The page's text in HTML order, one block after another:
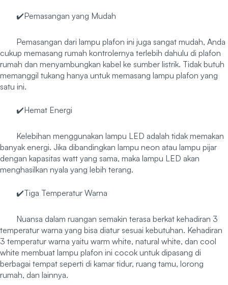
✔️Pemasangan yang Mudah
Pemasangan dari lampu plafon ini juga sangat mudah, Anda
cukup memasang rumah kontrolernya terlebih dahulu di plafon
rumah dan menyambungkan kabel ke sumber listrik. Tidak butuh
memanggil tukang hanya untuk memasang lampu plafon yang
satu ini.
✔️Hemat Energi
Kelebihan menggunakan lampu LED adalah tidak memakan
banyak energi. Jika dibandingkan lampu neon atau lampu pijar
dengan kapasitas watt yang sama, maka lampu LED akan
menghasilkan nyala yang lebih terang.
✔️Tiga Temperatur Warna
Nuansa dalam ruangan semakin terasa berkat kehadiran 3
temperatur warna yang bisa diatur sesuai kebutuhan. Kehadiran
3 temperatur warna yaitu warm white, natural white, dan cool
white membuat lampu plafon ini cocok untuk dipasang di
berbagai tempat seperti di kamar tidur, ruang tamu, lorong
rumah, dan lainnya.